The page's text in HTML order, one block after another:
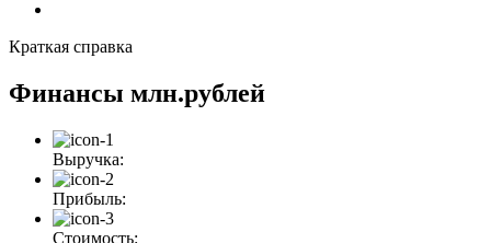
Краткая справка
Финансы млн.рублей
Выручка:
Прибыль:
Стоимость: